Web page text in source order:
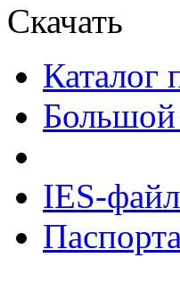
Скачать
Каталог
Большой
IES-